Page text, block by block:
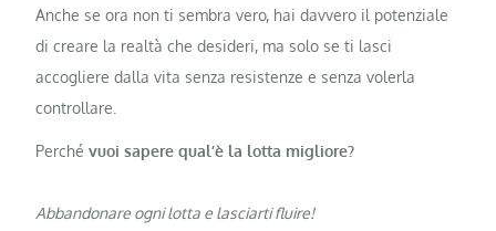
Anche se ora non ti sembra vero, hai davvero il potenziale
di creare la realtà che desideri, ma solo se ti lasci
accogliere dalla vita senza resistenze e senza volerla
controllare.
Perchévuoi sapere qual’è la lotta migliore?
Abbandonare ogni lotta e lasciarti fluire!